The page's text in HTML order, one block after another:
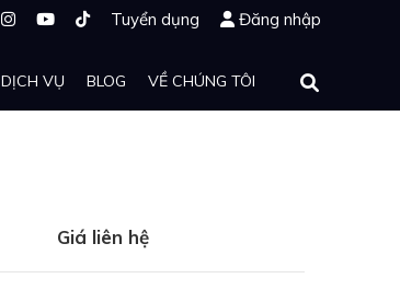
Tuyển dụng Đăng nhập
DỊCH VỤ BLOG VỀ CHÚNG TÔI
Giá liên hệ